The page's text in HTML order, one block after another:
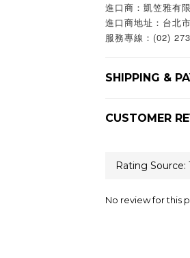
進口商：凱笠雅有
進口商地址：台北
服務專線：(02)
SHIPPING &
CUSTOMER
No review for this